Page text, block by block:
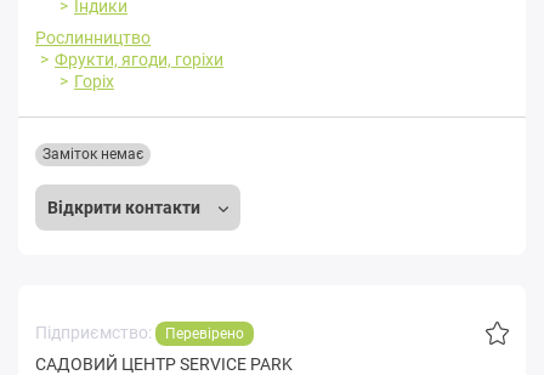
Індики
Рослинництво
Фрукти, ягоди, горіхи
Горіх
Відкрити контакти
Заміток немає
Підприємство: Перевірено
САДОВИЙ ЦЕНТР SERVICE PARK